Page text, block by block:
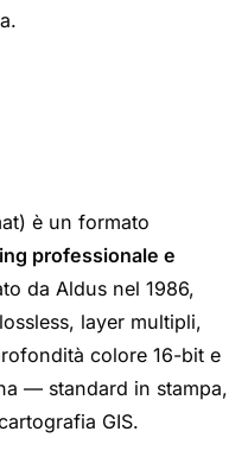
è un formato
professionale e
da Aldus nel 1986,
layer multipli,
colore 16-bit e
— standard in stampa,
GIS.